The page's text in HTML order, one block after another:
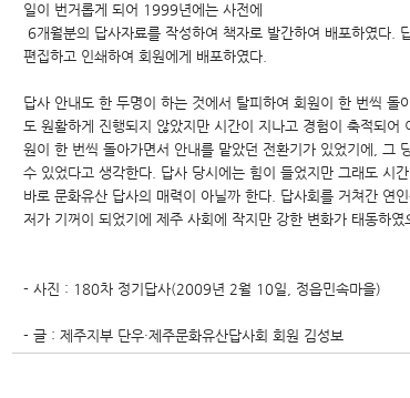
일이 번거롭게 되어 1999년에는 사전에
6개월분의 답사자료를 작성하여 책자로 발간하여 배포하였다.
편집하고 인쇄하여 회원에게 배포하였다.
답사 안내도 한 두명이 하는 것에서 탈피하여 회원이 한 번씩
도 원활하게 진행되지 않았지만 시간이 지나고 경험이 축적되
원이 한 번씩 돌아가면서 안내를 맡았던 전환기가 있었기에, 그
수 있었다고 생각한다. 답사 당시에는 힘이 들었지만 그래도 시
바로 문화유산 답사의 매력이 아닐까 한다. 답사회를 거쳐간 연
저가 기꺼이 되었기에 제주 사회에 작지만 강한 변화가 태동하였
- 사진 : 180차 정기답사(2009년 2월 10일, 정읍민속마을)
- 글 : 제주지부 단우·제주문화유산답사회 회원 김성보